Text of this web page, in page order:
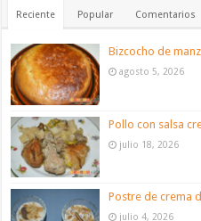
Reciente Popular Comentarios
Bizcocho de
agosto 5, 2026
Pollo con salsa
julio 18, 2026
Postre de crema
julio 4, 2026